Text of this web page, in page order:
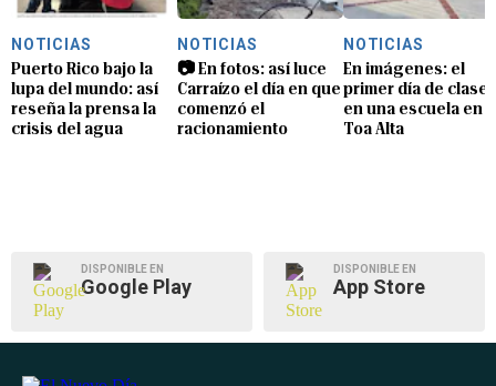
NOTICIAS
Puerto Rico bajo la
lupa del mundo: así
reseña la prensa la
crisis del agua
NOTICIAS
📷 En fotos: así luce
Carraízo el día en que
comenzó el
racionamiento
NOTICIAS
En imágenes: el
primer día de clases
en una escuela en
Toa Alta
DISPONIBLE EN
Google Play
DISPONIBLE EN
App Store